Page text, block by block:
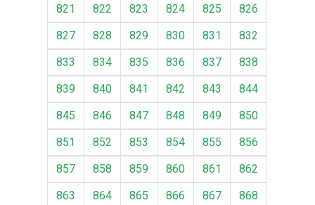
821 822 823 824 825
826
827
828 829 830 831
832
833
834 835 836 837
838
839
840 841 842 843
844
845
846 847 848 849
850
851
852 853 854 855
856
857
858 859 860 861
862
863
864 865 866 867
868